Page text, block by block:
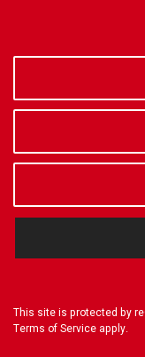
This site is protected by
Terms of Service apply.